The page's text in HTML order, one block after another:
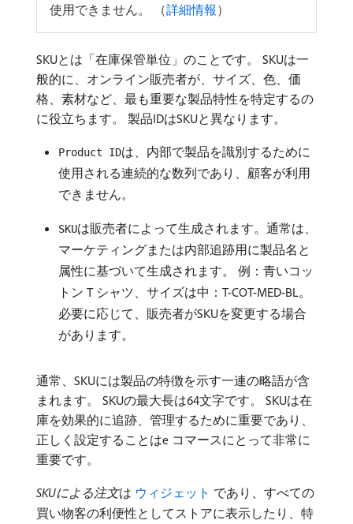
使用できません。 （詳細情報 ）
SKUとは「在庫保管単位」のことです。 SKUは一
般的に、オンライン販売者が、サイズ、色、価
格、素材など、最も重要な製品特性を特定するの
に役立ちます。 製品IDはSKUと異なります。
Product IDは、内部で製品を識別するために
使用される連続的な数列であり、顧客が利用
できません。
SKUは販売者によって生成されます。通常は、
マーケティングまたは内部追跡用に製品名と
属性に基づいて生成されます。 例：青いコッ
トン T シャツ、サイズは中：T-COT-MED-BL。
必要に応じて、販売者がSKUを変更する場合
があります。
通常、SKUには製品の特徴を示す一連の略語が含
まれます。 SKUの最大長は64文字です。 SKUは在
庫を効果的に追跡、管理するために重要であり、
正しく設定することはe コマースにとって非常に
重要です。
SKUによる注文​は ​ ウィジェット ​ であり、すべての
買い物客の利便性としてストアに表示したり、特